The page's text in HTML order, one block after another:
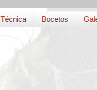
Técnica Bocetos